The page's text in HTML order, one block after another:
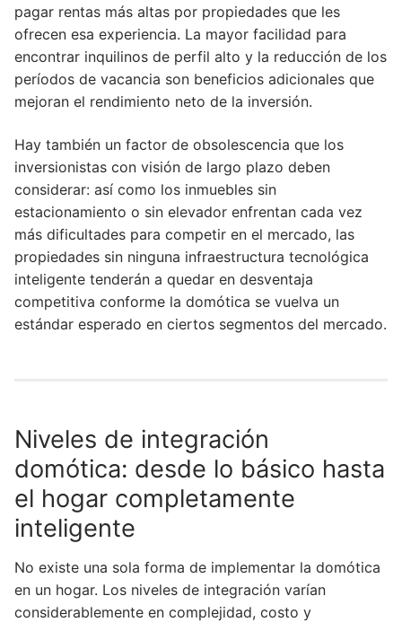
pagar rentas más altas por propiedades que les
ofrecen esa experiencia. La mayor facilidad para
encontrar inquilinos de perfil alto y la reducción de los
períodos de vacancia son beneficios adicionales que
mejoran el rendimiento neto de la inversión.
Hay también un factor de obsolescencia que los
inversionistas con visión de largo plazo deben
considerar: así como los inmuebles sin
estacionamiento o sin elevador enfrentan cada vez
más dificultades para competir en el mercado, las
propiedades sin ninguna infraestructura tecnológica
inteligente tenderán a quedar en desventaja
competitiva conforme la domótica se vuelva un
estándar esperado en ciertos segmentos del mercado.
Niveles de integración
domótica: desde lo básico hasta
el hogar completamente
inteligente
No existe una sola forma de implementar la domótica
en un hogar. Los niveles de integración varían
considerablemente en complejidad, costo y